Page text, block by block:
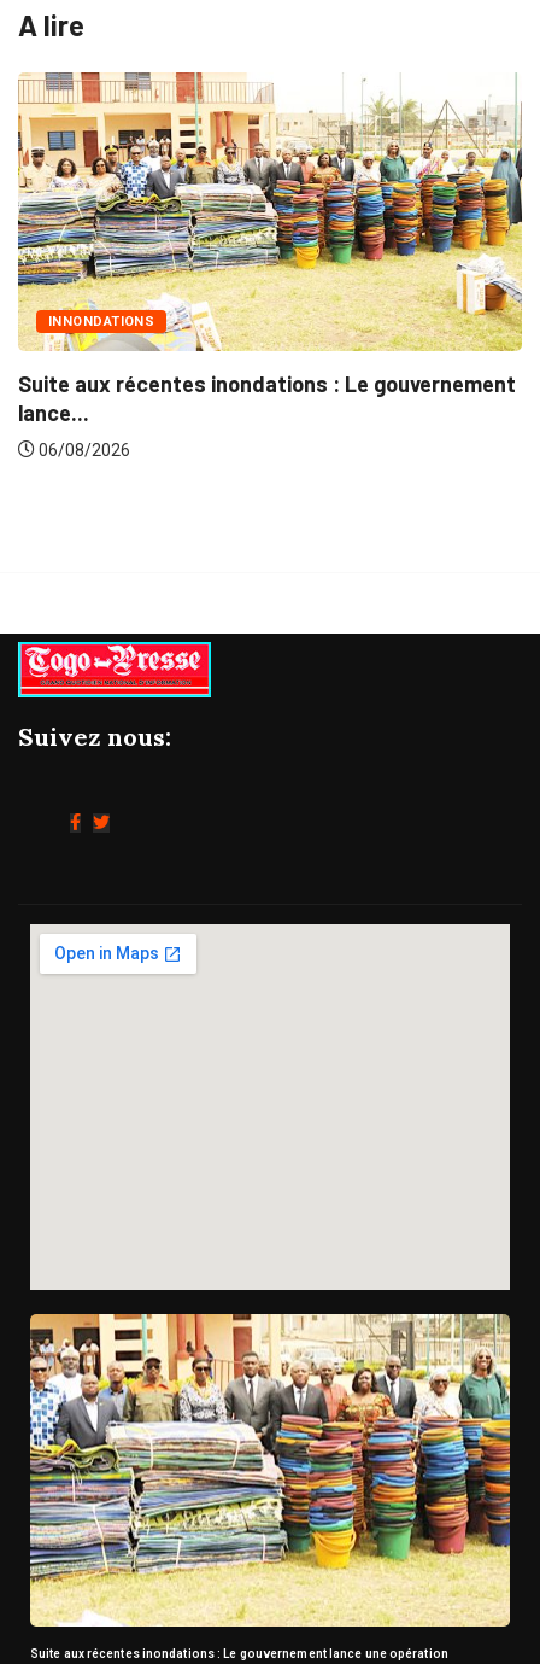
A lire
INNONDATIONS
aux récentes inondations : Le gouvernement
06/08/2026
Suivez nous:
Suite aux récentes inondations : Le gouvernement lance une opération